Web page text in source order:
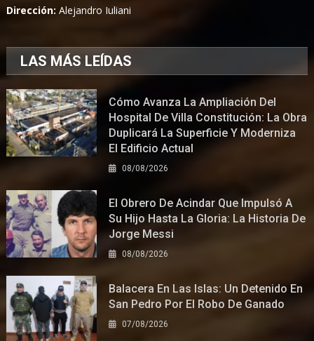
Dirección:Alejandro Iuliani
LAS MÁS LEÍDAS
Cómo Avanza La Ampliación Del
Hospital De Villa Constitución: La Obra
Duplicará La Superficie Y Moderniza
El Edificio Actual
08/08/2026
El Obrero De Acindar Que Impulsó A
Su Hijo Hasta La Gloria: La Historia De
Jorge Messi
08/08/2026
Balacera En Las Islas: Un Detenido En
San Pedro Por El Robo De Ganado
07/08/2026